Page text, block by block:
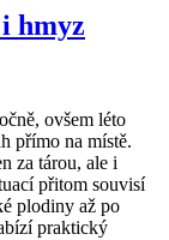
hmyz
ovšem léto
přímo na místě.
za tárou, ale i
přitom souvisí
plodiny až po
praktický